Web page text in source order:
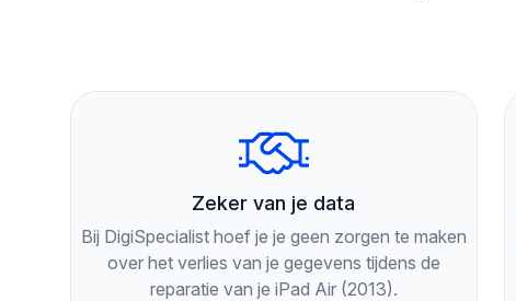
Zeker van je data
Bij DigiSpecialist hoef je je geen zorgen te maken
over het verlies van je gegevens tijdens de
reparatie van je iPad Air (2013).